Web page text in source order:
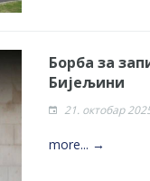
Борба за
Бијељини
21. октобар
more... →